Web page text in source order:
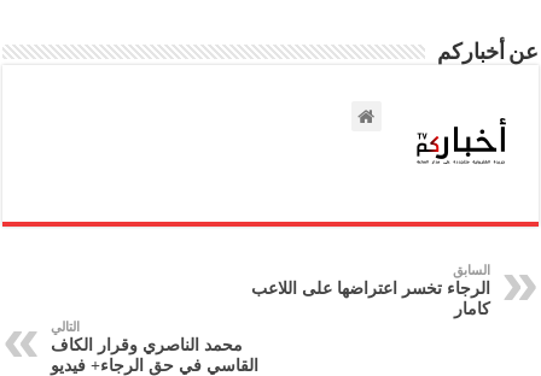
عن أخباركم
السابق
الرجاء تخسر اعتراضها على اللاعب
كامار
التالي
محمد الناصري وقرار الكاف
القاسي في حق الرجاء+ فيديو